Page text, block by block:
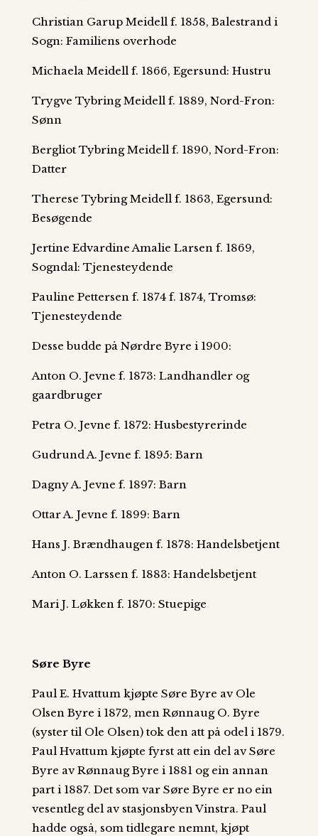
Christian Garup Meidell f. 1858, Balestrand i
Sogn: Familiens overhode
Michaela Meidell f. 1866, Egersund: Hustru
Trygve Tybring Meidell f. 1889, Nord-Fron:
Sønn
Bergliot Tybring Meidell f. 1890, Nord-Fron:
Datter
Therese Tybring Meidell f. 1863, Egersund:
Besøgende
Jertine Edvardine Amalie Larsen f. 1869,
Sogndal: Tjenesteydende
Pauline Pettersen f. 1874 f. 1874, Tromsø:
Tjenesteydende
Desse budde på Nørdre Byre i 1900:
Anton O. Jevne f. 1873: Landhandler og
gaardbruger
Petra O. Jevne f. 1872: Husbestyrerinde
Gudrund A. Jevne f. 1895: Barn
Dagny A. Jevne f. 1897: Barn
Ottar A. Jevne f. 1899: Barn
Hans J. Brændhaugen f. 1878: Handelsbetjent
Anton O. Larssen f. 1883: Handelsbetjent
Mari J. Løkken f. 1870: Stuepige
Søre Byre
Paul E. Hvattum kjøpte Søre Byre av Ole
Olsen Byre i 1872, men Rønnaug O. Byre
(syster til Ole Olsen) tok den att på odel i 1879.
Paul Hvattum kjøpte fyrst att ein del av Søre
Byre av Rønnaug Byre i 1881 og ein annan
part i 1887. Det som var Søre Byre er no ein
vesentleg del av stasjonsbyen Vinstra. Paul
hadde også, som tidlegare nemnt, kjøpt